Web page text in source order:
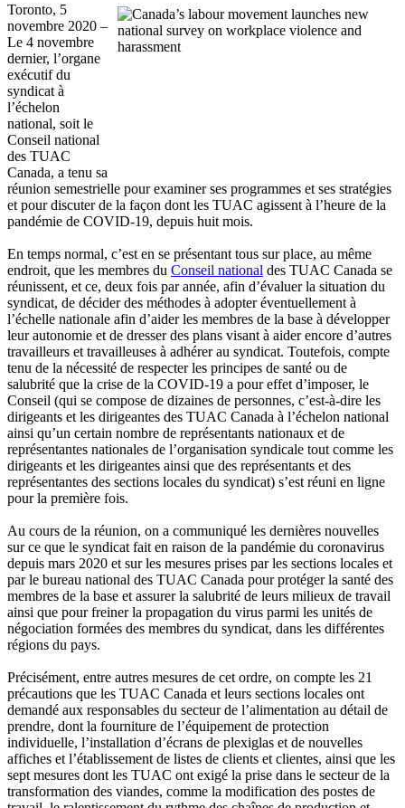
Toronto, 5
novembre 2020 –
Le 4 novembre
dernier, l’organe
exécutif du
syndicat à
l’échelon
national, soit le
Conseil national
des TUAC
Canada, a tenu sa
réunion semestrielle pour examiner ses programmes et ses stratégies
et pour discuter de la façon dont les TUAC agissent à l’heure de la
pandémie de COVID-19, depuis huit mois.
En temps normal, c’est en se présentant tous sur place, au même
endroit, que les membres du Conseil national des TUAC Canada se
réunissent, et ce, deux fois par année, afin d’évaluer la situation du
syndicat, de décider des méthodes à adopter éventuellement à
l’échelle nationale afin d’aider les membres de la base à développer
leur autonomie et de dresser des plans visant à aider encore d’autres
travailleurs et travailleuses à adhérer au syndicat. Toutefois, compte
tenu de la nécessité de respecter les principes de santé ou de
salubrité que la crise de la COVID-19 a pour effet d’imposer, le
Conseil (qui se compose de dizaines de personnes, c’est-à-dire les
dirigeants et les dirigeantes des TUAC Canada à l’échelon national
ainsi qu’un certain nombre de représentants nationaux et de
représentantes nationales de l’organisation syndicale tout comme les
dirigeants et les dirigeantes ainsi que des représentants et des
représentantes des sections locales du syndicat) s’est réuni en ligne
pour la première fois.
Au cours de la réunion, on a communiqué les dernières nouvelles
sur ce que le syndicat fait en raison de la pandémie du coronavirus
depuis mars 2020 et sur les mesures prises par les sections locales et
par le bureau national des TUAC Canada pour protéger la santé des
membres de la base et assurer la salubrité de leurs milieux de travail
ainsi que pour freiner la propagation du virus parmi les unités de
négociation formées des membres du syndicat, dans les différentes
régions du pays.
Précisément, entre autres mesures de cet ordre, on compte les 21
précautions que les TUAC Canada et leurs sections locales ont
demandé aux responsables du secteur de l’alimentation au détail de
prendre, dont la fourniture de l’équipement de protection
individuelle, l’installation d’écrans de plexiglas et de nouvelles
affiches et l’établissement de listes de clients et clientes, ainsi que les
sept mesures dont les TUAC ont exigé la prise dans le secteur de la
transformation des viandes, comme la modification des postes de